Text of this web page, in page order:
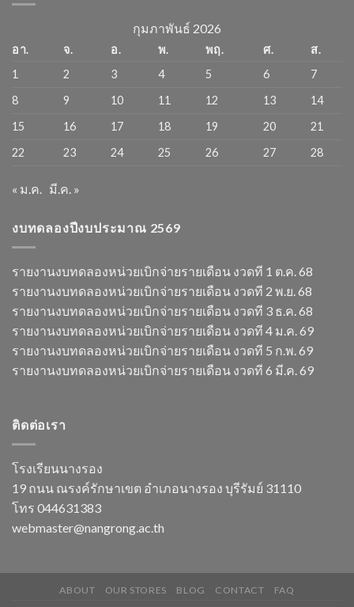
กุมภาพันธ์ 2026
อา. จ. อ. พ. พฤ. ศ.
ส.
1
2 3 4 5 6
7
8
9 10 11 12 13
14
15
16 17 18 19 20
21
22
23 24 25 26 27 28
« ม.ค. มี.ค. »
งบทดลองปีงบประมาณ 2569
รายงานงบทดลองหน่วยเบิกจ่ายรายเดือน งวดที 1 ต.ค. 68
รายงานงบทดลองหน่วยเบิกจ่ายรายเดือน งวดที 2 พ.ย. 68
รายงานงบทดลองหน่วยเบิกจ่ายรายเดือน งวดที 3 ธ.ค. 68
รายงานงบทดลองหน่วยเบิกจ่ายรายเดือน งวดที 4 ม.ค. 69
รายงานงบทดลองหน่วยเบิกจ่ายรายเดือน งวดที 5 ก.พ. 69
รายงานงบทดลองหน่วยเบิกจ่ายรายเดือน งวดที 6 มี.ค. 69
ติดต่อเรา
โรงเรียนนางรอง
19 ถนน ณรงค์รักษาเขต อำเภอนางรอง บุรีรัมย์ 31110
โทร 044631383
webmaster@nangrong.ac.th
ABOUT OUR STORES BLOG CONTACT FAQ